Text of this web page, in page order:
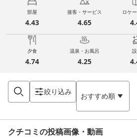
部屋
4.43
接客・サービス
4.65
ロケ
夕食
4.74
温泉・お風呂
4.25
絞り込み おすすめ順
クチコミの投稿画像・動画